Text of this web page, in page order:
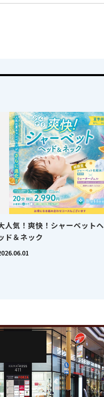
人気！爽快！シャーベットヘ
ド＆ネック